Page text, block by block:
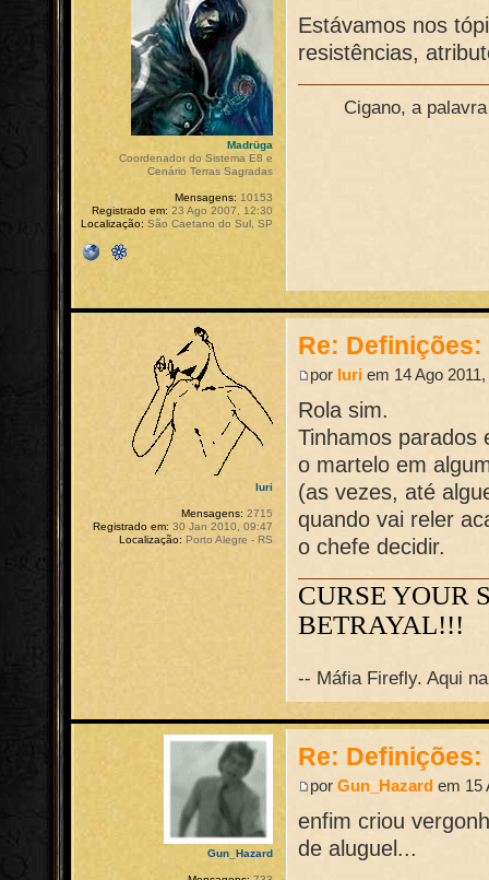
Estávamos nos
resistências,
Cigano, a
Madrüga
Coordenador do Sistema E8 e
Cenário Terras Sagradas
Mensagens: 10153
Registrado em: 23 Ago 2007, 12:30
Localização: São Caetano do Sul, SP
Re:
por Iuri em 14 Ago
Rola sim.
Tinhamos parados
o martelo em
(as vezes, até
quando vai reler
o chefe decidir.
CURSE YOUR
BETRAYAL!!!
-- Máfia Firefly. Aqui
Iuri
Mensagens: 2715
Registrado em: 30 Jan 2010, 09:47
Localização: Porto Alegre - RS
Re:
porGun_Hazard em 15
enfim criou
de aluguel...
Gun_Hazard